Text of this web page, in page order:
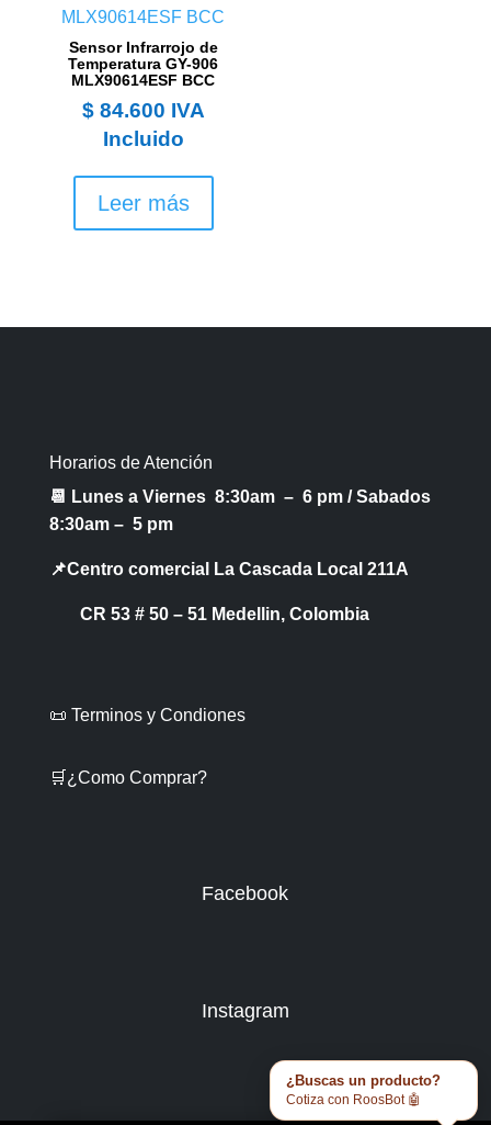
Sensor Infrarrojo de
Temperatura GY-906
MLX90614ESF BCC
$84.600 IVA
Incluido
Leer más
Horarios de Atención
📆 Lunes a Viernes 8:30am – 6 pm /Sabados
8:30am – 5 pm
📌Centro comercial La Cascada Local 211A
CR 53 # 50 – 51 Medellin, Colombia
📜 Terminos y Condiones
🛒¿Como Comprar?
Facebook
Instagram
¿Buscas un producto?
Cotiza con RoosBot 🤖